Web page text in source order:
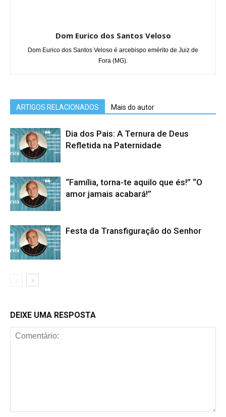
Dom Eurico dos Santos Veloso
Dom Eurico dos Santos Veloso é arcebispo emérito de Juiz de
Fora (MG).
ARTIGOS RELACIONADOS Mais do autor
Dia dos Pais: A Ternura de Deus
Refletida na Paternidade
“Família, torna-te aquilo que és!” “O
amor jamais acabará!”
Festa da Transfiguração do Senhor
DEIXE UMA RESPOSTA